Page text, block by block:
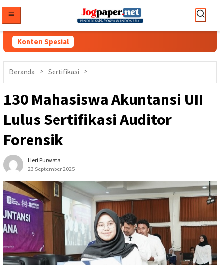
konten
Konten Spesial
Beranda Sertifikasi
130 Mahasiswa Akuntansi UII
Lulus Sertifikasi Auditor
Forensik
Heri Purwata
23 September 2025